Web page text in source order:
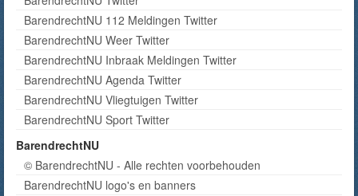
BarendrechtNU 112 Meldingen Twitter
BarendrechtNU Weer Twitter
BarendrechtNU Inbraak Meldingen Twitter
BarendrechtNU Agenda Twitter
BarendrechtNU Vliegtuigen Twitter
BarendrechtNU Sport Twitter
BarendrechtNU
© BarendrechtNU - Alle rechten voorbehouden
BarendrechtNU logo's en banners